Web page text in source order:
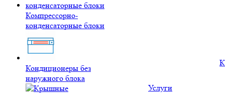
Компрессорно-
конденсаторные блоки
Кондиционеры без
наружного блока
Услуги